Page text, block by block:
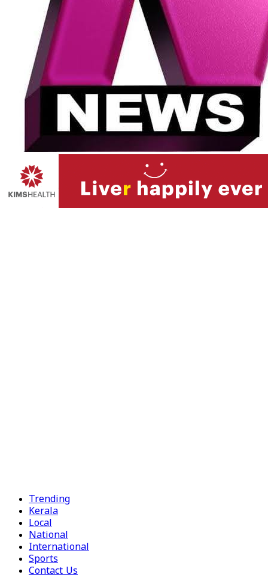
Trending
Kerala
Local
National
International
Sports
Contact Us